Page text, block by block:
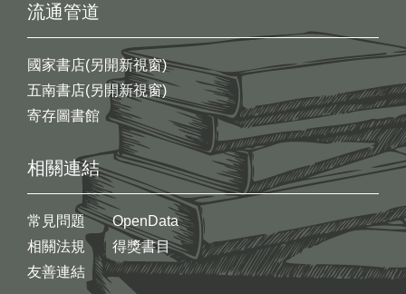
流通管道
國家書店(另開新視窗)
五南書店(另開新視窗)
寄存圖書館
相關連結
常見問題
相關法規
友善連結
OpenData
得獎書目